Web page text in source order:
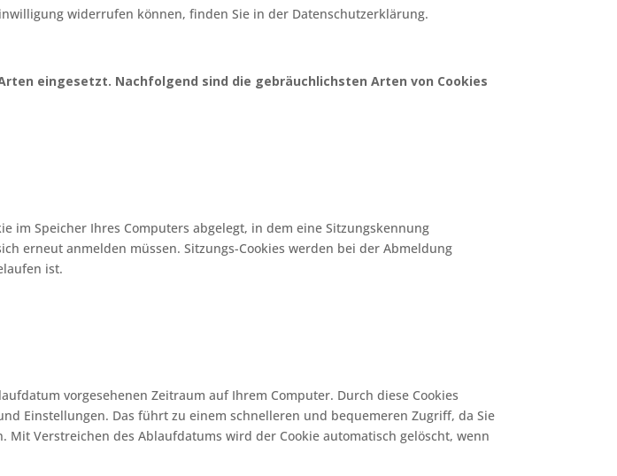
widerrufen können, finden Sie in der Datenschutzerklärung.
eingesetzt. Nachfolgend sind die gebräuchlichsten Arten von Cookies
im Speicher Ihres Computers abgelegt, in dem eine Sitzungskennung
erneut anmelden müssen. Sitzungs-Cookies werden bei der Abmeldung
ist.
vorgesehenen Zeitraum auf Ihrem Computer. Durch diese Cookies
Einstellungen. Das führt zu einem schnelleren und bequemeren Zugriff, da Sie
Verstreichen des Ablaufdatums wird der Cookie automatisch gelöscht, wenn